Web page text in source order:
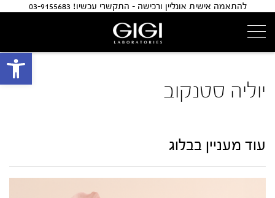
להתאמה אישית אונליין ורכישה - התקשרי עכשיו! 03-9155683
יוליה סטנקוב
עוד מעניין בבלוג